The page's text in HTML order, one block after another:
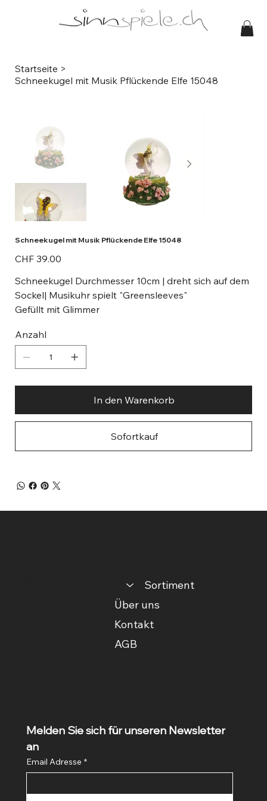
Startseite >
Schneekugel mit Musik Pflückende Elfe 15048
Schneekugel mit Musik Pflückende Elfe 15048
Preis
CHF 39.00
Schneekugel Durchmesser 10cm | dreht sich auf dem
Sockel| Musikuhr spielt "Greensleeves"
Gefüllt mit Glimmer
Anzahl
In den Warenkorb
Sofortkauf
Sortiment
Über uns
Kontakt
AGB
Melden Sie sich für unseren Newsletter
an
Email Adresse *